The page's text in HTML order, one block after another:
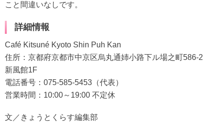
こと間違いなしです。
詳細情報
Café Kitsuné Kyoto Shin Puh Kan
住所：京都府京都市中京区烏丸通姉小路下ル場之町586-2
新風館1F
電話番号：075-585-5453（代表）
営業時間：10:00～19:00 不定休
文／きょうとくらす編集部